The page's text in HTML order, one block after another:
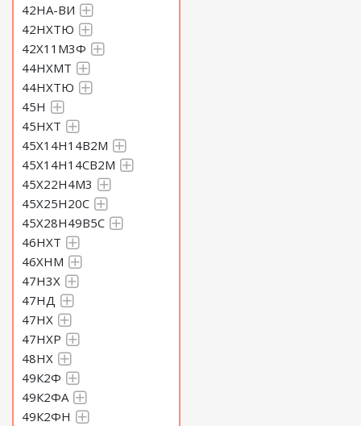
42НА-ВИ
42НХТЮ
42Х11М3Ф
44НХМТ
44НХТЮ
45Н
45НХТ
45Х14Н14В2М
45Х14Н14СВ2М
45Х22Н4М3
45Х25Н20С
45Х28Н49В5С
46НХТ
46ХНМ
47Н3Х
47НД
47НХ
47НХР
48НХ
49К2Ф
49К2ФА
49К2ФН